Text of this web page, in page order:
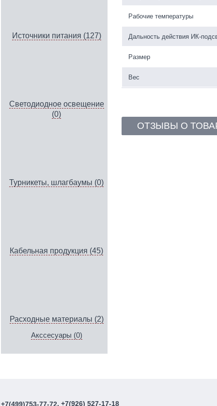
Источники питания (127)
Светодиодное освещение
(0)
Турникеты, шлагбаумы (0)
Кабельная продукция (45)
Расходные материалы (2)
Акссесуары (0)
Рабочие температуры
Дальность действия ИК-
Размер
Вес
ОТЗЫВЫ О
+7(499)753-77-72, +7(926) 527-17-18